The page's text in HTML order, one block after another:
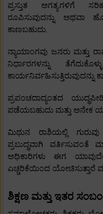
ಪ್ರಸ್ತುತ ಅಗತ್ಯಗಳಿಗೆ
ರೂಪಿಸುವುದನ್ನು ಅಥವಾ
ಕಾಣಬಹುದು.
ನ್ಯಾಯಾಂಗವು ಜನರು ಮತ್ತು
ನಿರ್ಧಾರಗಳನ್ನು
ಕಾರ್ಯನಿರ್ವಹಿಸುತ್ತಿರುವುದನ್ನು
ಪ್ರಪಂಚದಾದ್ಯಂತದ
ಪಡೆಯಬಹುದು ಮತ್ತು ಅನೇಕ
ಮಿಥುನ ರಾಶಿಯಲ್ಲಿ
ಪ್ರಬುದ್ಧವಾಗಿ ವರ್ತಿಸುವಂತೆ
ಅಧಿಕಾರಿಗಳು ಈಗ
ಎಚ್ಚರಿಕೆಯಿಂದ ಯೋಚಿಸುತ್ತಾರೆ
ಶಿಕ್ಷಣ ಮತ್ತು ಇತರ